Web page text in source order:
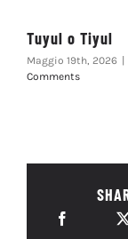
Tuyul o Tiyul
Maggio 19th, 2026
Comments